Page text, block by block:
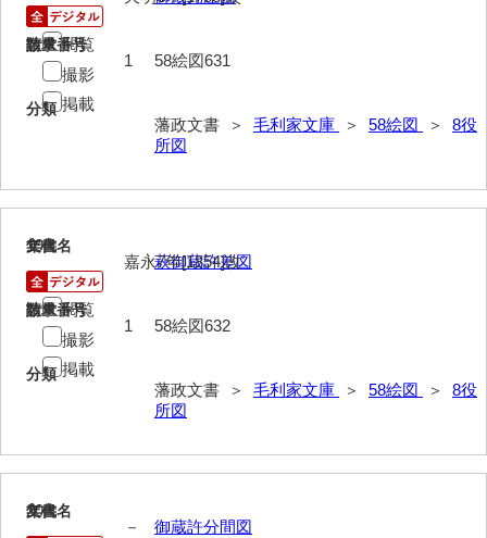
請求番号
58絵図631
分類
藩政文書 ＞ 毛利家文庫 ＞ 58絵図 ＞ 8役
所図
数量
1
閲覧
撮影
掲載
19
文書名
萩御蔵許差図
請求番号
58絵図632
分類
藩政文書 ＞ 毛利家文庫 ＞ 58絵図 ＞ 8役
所図
年代
嘉永7年[1854]改
数量
1
閲覧
撮影
掲載
20
文書名
御蔵許分間図
年代
－